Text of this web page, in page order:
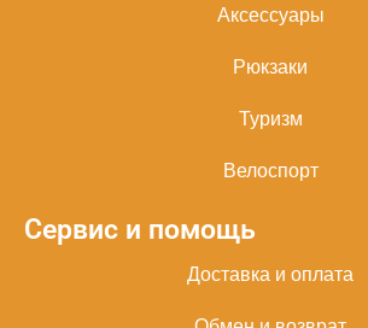
Аксессуары
Рюкзаки
Туризм
Велоспорт
Сервис и помощь
Доставка и оплата